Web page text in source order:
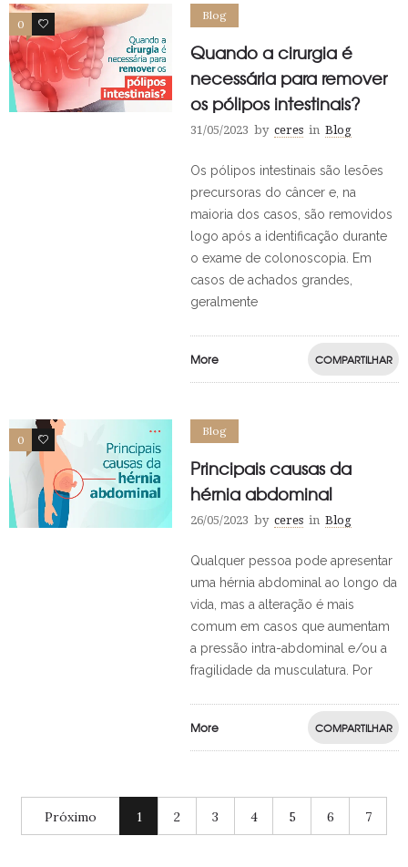
0 0
Blog
Quando a cirurgia é
necessária para remover
os pólipos intestinais?
31/05/2023 by ceres in Blog
Os pólipos intestinais são lesões
precursoras do câncer e, na
maioria dos casos, são removidos
logo após a identificação durante
o exame de colonoscopia. Em
casos de achados grandes,
geralmente
More COMPARTILHAR
0 0
Blog
Principais causas da
hérnia abdominal
26/05/2023 by ceres in Blog
Qualquer pessoa pode apresentar
uma hérnia abdominal ao longo da
vida, mas a alteração é mais
comum em casos que aumentam
a pressão intra-abdominal e/ou a
fragilidade da musculatura. Por
More COMPARTILHAR
Próximo 1 2 3 4 5 6 7